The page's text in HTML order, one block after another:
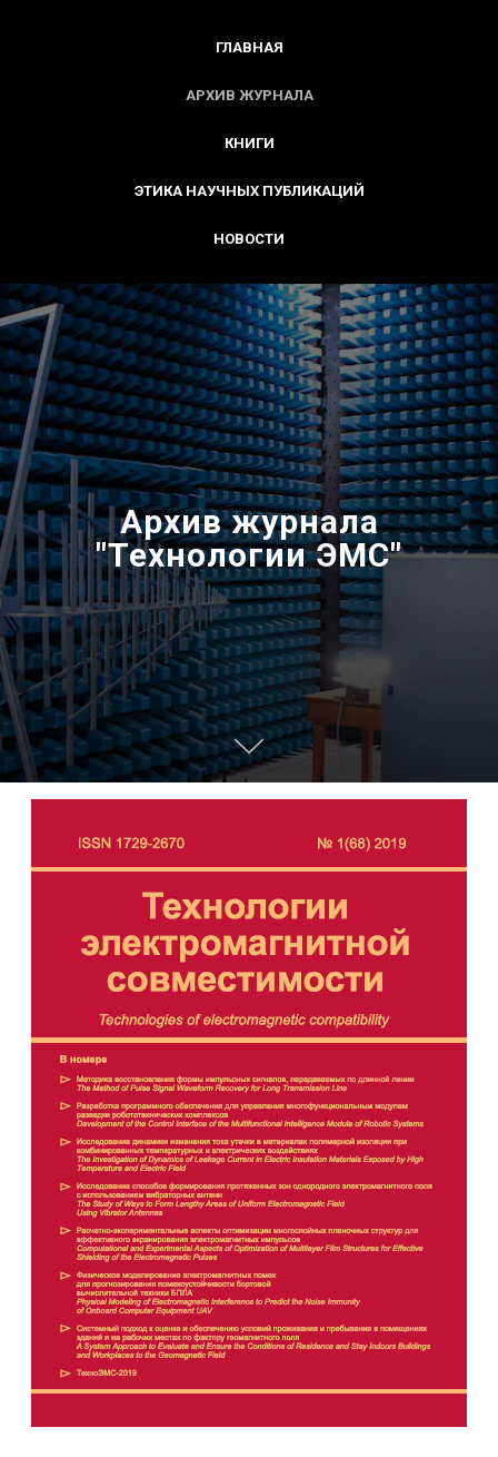
ГЛАВНАЯ
АРХИВ ЖУРНАЛА
КНИГИ
ЭТИКА НАУЧНЫХ ПУБЛИКАЦИЙ
НОВОСТИ
Архив журнала
"Технологии ЭМС"